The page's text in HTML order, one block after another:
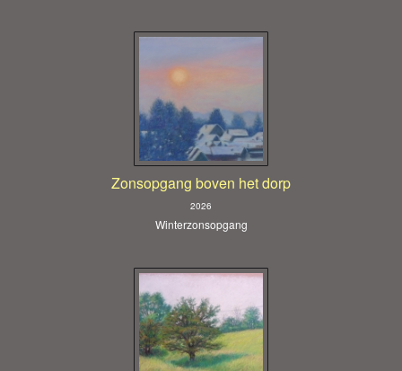
Zonsopgang boven het dorp
2026
Winterzonsopgang